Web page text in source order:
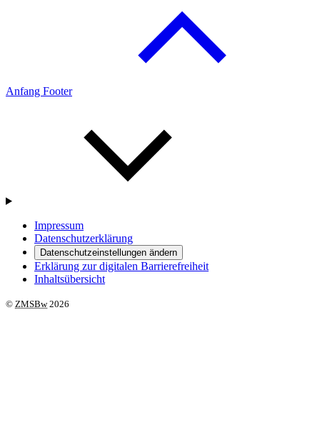
Anfang Footer
Impressum
Datenschutzerklärung
Datenschutzeinstellungen ändern
Erklärung zur digitalen Barrierefreiheit
Inhaltsübersicht
© ZMSBw2026